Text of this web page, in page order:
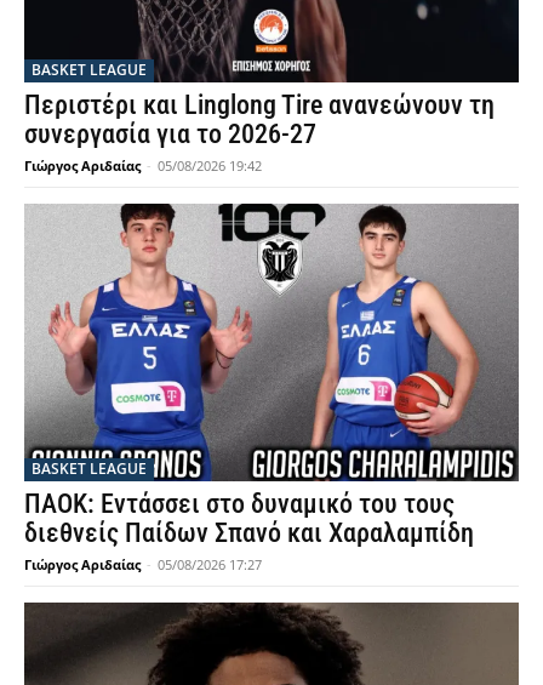
BASKET LEAGUE
Περιστέρι και Linglong Tire ανανεώνουν τη
συνεργασία για το 2026-27
Γιώργος Αριδαίας - 05/08/2026 19:42
BASKET LEAGUE
ΠΑΟΚ: Εντάσσει στο δυναμικό του τους
διεθνείς Παίδων Σπανό και Χαραλαμπίδη
Γιώργος Αριδαίας - 05/08/2026 17:27